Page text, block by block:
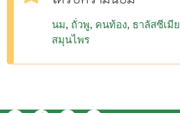
นม ถั่วพู คนท้อง ธาลัสซีเมีย
สมุนไพร